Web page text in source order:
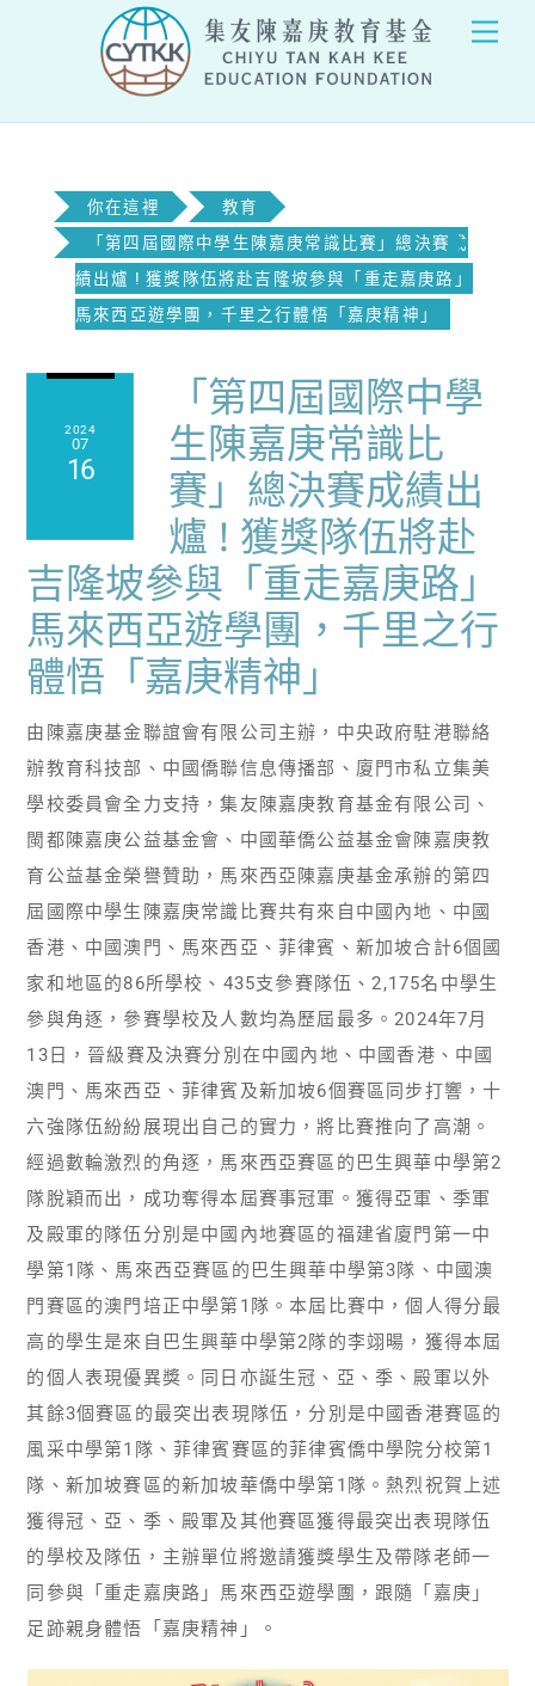
你在這裡
教育
「第四屆國際中學生陳嘉庚常識比賽」總決賽成
績出爐 ! 獲獎隊伍將赴吉隆坡參與「重走嘉庚路」
馬來西亞遊學團，千里之行體悟「嘉庚精神」
2024
07
16
「第四屆國際中學
生陳嘉庚常識比
賽」總決賽成績出
爐 ! 獲獎隊伍將赴
吉隆坡參與「重走嘉庚路」
馬來西亞遊學團，千里之行
體悟「嘉庚精神」
由陳嘉庚基金聯誼會有限公司主辦，中央政府駐港聯絡
辦教育科技部、中國僑聯信息傳播部、廈門市私立集美
學校委員會全力支持，集友陳嘉庚教育基金有限公司、
閩都陳嘉庚公益基金會、中國華僑公益基金會陳嘉庚教
育公益基金榮譽贊助，馬來西亞陳嘉庚基金承辦的第四
屆國際中學生陳嘉庚常識比賽共有來自中國內地、中國
香港、中國澳門、馬來西亞、菲律賓、新加坡合計6個國
家和地區的86所學校、435支參賽隊伍、2,175名中學生
參與角逐，參賽學校及人數均為歷屆最多。2024年7月
13日，晉級賽及決賽分別在中國內地、中國香港、中國
澳門、馬來西亞、菲律賓及新加坡6個賽區同步打響，十
六強隊伍紛紛展現出自己的實力，將比賽推向了高潮。
經過數輪激烈的角逐，馬來西亞賽區的巴生興華中學第2
隊脫穎而出，成功奪得本屆賽事冠軍。獲得亞軍、季軍
及殿軍的隊伍分別是中國內地賽區的福建省廈門第一中
學第1隊、馬來西亞賽區的巴生興華中學第3隊、中國澳
門賽區的澳門培正中學第1隊。本屆比賽中，個人得分最
高的學生是來自巴生興華中學第2隊的李翊暘，獲得本屆
的個人表現優異獎。同日亦誕生冠、亞、季、殿軍以外
其餘3個賽區的最突出表現隊伍，分別是中國香港賽區的
風采中學第1隊、菲律賓賽區的菲律賓僑中學院分校第1
隊、新加坡賽區的新加坡華僑中學第1隊。熱烈祝賀上述
獲得冠、亞、季、殿軍及其他賽區獲得最突出表現隊伍
的學校及隊伍，主辦單位將邀請獲獎學生及帶隊老師一
同參與「重走嘉庚路」馬來西亞遊學團，跟隨「嘉庚」
足跡親身體悟「嘉庚精神」。